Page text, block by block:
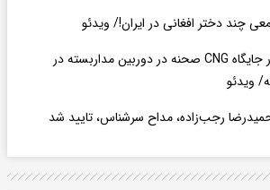
چند دختر افغانی در ایران!/ ویدئو
لحظه انفجار در جایگاه CNG صحنه در دوربین مداربسته در
ویدئو
رجب‌زاده، مداح سرشناس، تایید شد